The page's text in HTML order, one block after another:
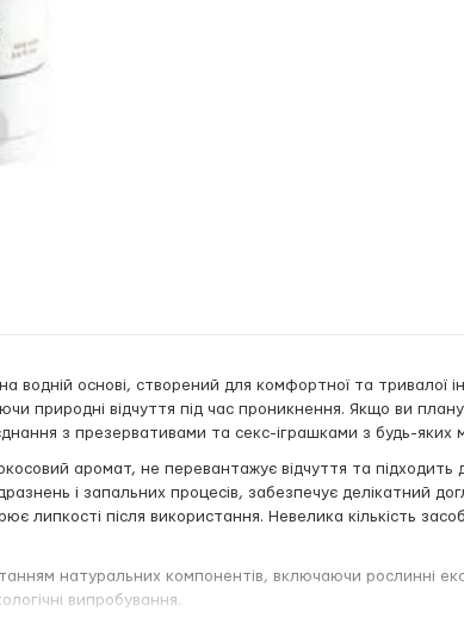
водній основі, створений для комфортної та тривалої
природні відчуття під час проникнення. Якщо ви
з презервативами та секс-іграшками з будь-яких
аромат, не перевантажує відчуття та підходить
і запальних процесів, забезпечує делікатний
липкості після використання. Невелика кількість
натуральних компонентів, включаючи рослинні
випробування.